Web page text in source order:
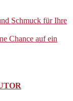
Schmuck für Ihre
Chance auf ein